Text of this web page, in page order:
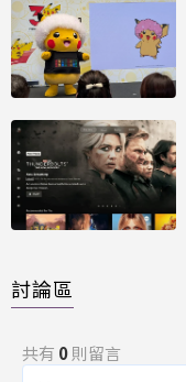
討論區
共有 0則留言